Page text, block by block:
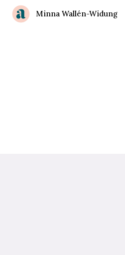
Minna Wallén-Widung